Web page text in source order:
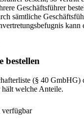
Geschäftsführer
sämtliche
kann
bestellen
(§ 40 GmbHG)
welche Anteile.